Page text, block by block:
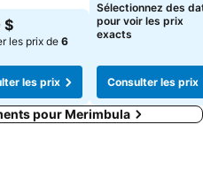
$
les prix de 6
les prix
Sélectionnez des
pour voir les prix
exacts
Consulter les prix
pour Merimbula